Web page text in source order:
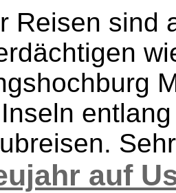
Reisen sind
auf